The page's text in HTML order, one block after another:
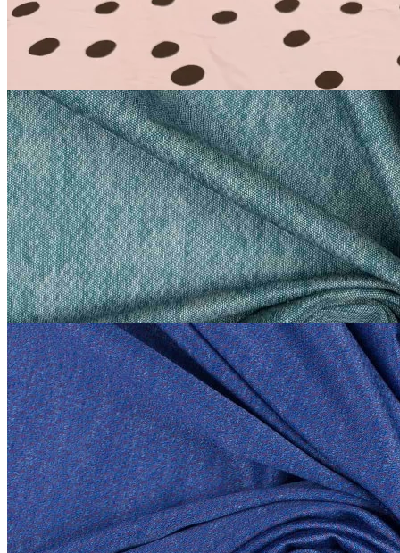
Купить
В наличии 20 м
Etro
Трикотаж сток Etro
хлопок 100%
140 смсеро-бирюзовый
2 200₽
за м
Купить
В наличии 20 м
Etro
Трикотаж сток Etro
хлопок 100%
140 смсиний
2 200₽
за м
Купить